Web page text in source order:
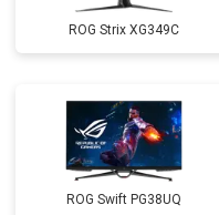
ROG Strix XG349C
ROG Swift PG38UQ